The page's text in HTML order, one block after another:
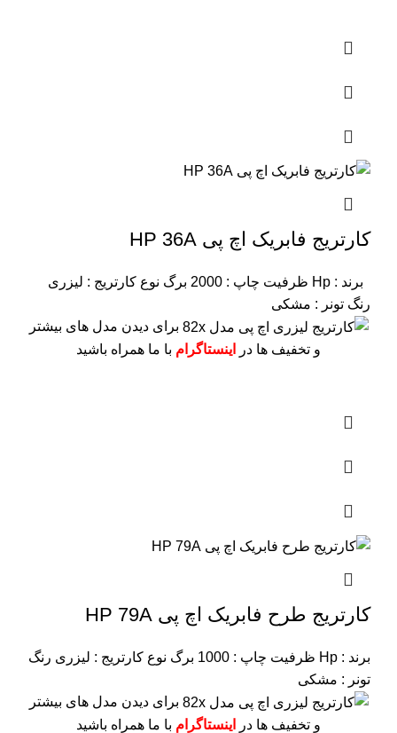
کارتریج فابریک اچ پی HP 36A
برند : Hp ظرفیت چاپ : 2000 برگ
نوع کارتریج : لیزری
رنگ تونر : مشکی
برای دیدن مدل های بیشتر
و تخفیف ها در
اینستاگرام با ما همراه باشید
کارتریج طرح فابریک اچ پی HP 79A
برند : Hp ظرفیت چاپ : 1000 برگ نوع کارتریج : لیزری رنگ
تونر : مشکی
برای دیدن مدل های بیشتر
و تخفیف ها در
اینستاگرام با ما همراه باشید